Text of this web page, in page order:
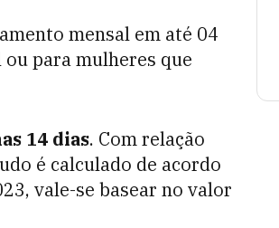
mensal em até 04
para mulheres que
14 dias. Com relação
é calculado de acordo
vale-se basear no valor